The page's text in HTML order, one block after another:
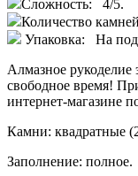
Сложность: 4/5.
Количество
Упаковка: На
Алмазное рукоделие
свободное время!
интернет-магазине
Камни: квадратные
Заполнение: полное.